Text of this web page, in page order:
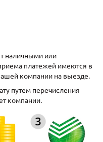
наличными или
платежей имеются в
компании на выезде.
путем перечисления
компании.